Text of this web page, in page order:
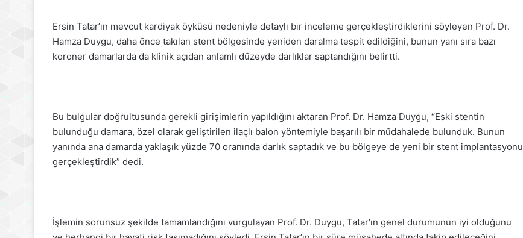
Ersin Tatar’ın mevcut kardiyak öyküsü nedeniyle detaylı bir inceleme gerçekleştirdiklerini söyleyen Prof. Dr.
Hamza Duygu, daha önce takılan stent bölgesinde yeniden daralma tespit edildiğini, bunun yanı sıra bazı
koroner damarlarda da klinik açıdan anlamlı düzeyde darlıklar saptandığını belirtti.
Bu bulgular doğrultusunda gerekli girişimlerin yapıldığını aktaran Prof. Dr. Hamza Duygu, “Eski stentin
bulunduğu damara, özel olarak geliştirilen ilaçlı balon yöntemiyle başarılı bir müdahalede bulunduk. Bunun
yanında ana damarda yaklaşık yüzde 70 oranında darlık saptadık ve bu bölgeye de yeni bir stent implantasyonu
gerçekleştirdik” dedi.
İşlemin sorunsuz şekilde tamamlandığını vurgulayan Prof. Dr. Duygu, Tatar’ın genel durumunun iyi olduğunu